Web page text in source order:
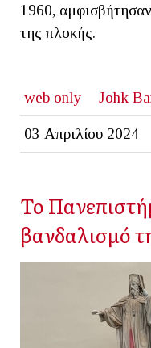
1960,
της πλοκής.
web only
Johk
03 Απριλίου 2024
Το
βανδαλισμό